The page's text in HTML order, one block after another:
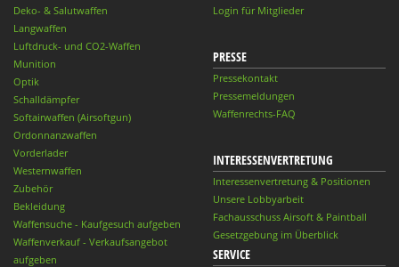
Deko- & Salutwaffen
Langwaffen
Luftdruck- und CO2-Waffen
Munition
Optik
Schalldämpfer
Softairwaffen (Airsoftgun)
Ordonnanzwaffen
Vorderlader
Westernwaffen
Zubehör
Bekleidung
Waffensuche - Kaufgesuch aufgeben
Waffenverkauf - Verkaufsangebot
aufgeben
Login für Mitglieder
PRESSE
Pressekontakt
Pressemeldungen
Waffenrechts-FAQ
INTERESSENVERTRETUNG
Interessenvertretung & Positionen
Unsere Lobbyarbeit
Fachausschuss Airsoft & Paintball
Gesetzgebung im Überblick
SERVICE